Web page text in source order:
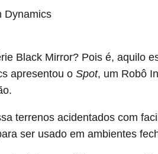
Black Mirror? Pois é, aquilo
apresentou o Spot, um Robô
terrenos acidentados com
ser usado em ambientes